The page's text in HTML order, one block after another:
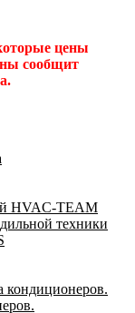
цены
сообщит
HVAC-TEAM
техники
кондиционеров.